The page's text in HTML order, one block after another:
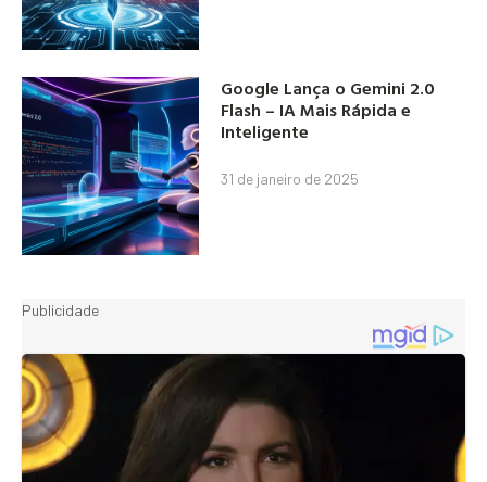
Google Lança o Gemini 2.0
Flash – IA Mais Rápida e
Inteligente
31 de janeiro de 2025
Publicidade